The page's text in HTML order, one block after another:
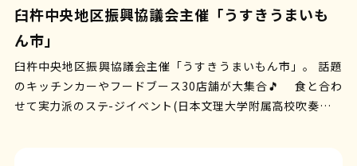
臼杵中央地区振興協議会主催「うすきうまいも
ん市」
臼杵中央地区振興協議会主催「うすきうまいもん市」。 話題
のキッチンカーやフードブース30店舗が大集合🎵 食と合わ
せて実力派のステ-ジイベント(日本文理大学附属高校吹奏楽部